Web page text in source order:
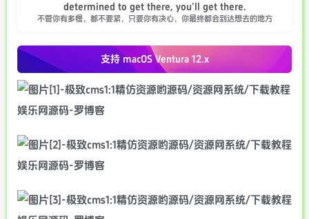
determined to get there, you'll get there.
不管你有多慢，都不要紧，只要你有决心，你最终都会到达想去的地方
支持 macOSVentura 12.x